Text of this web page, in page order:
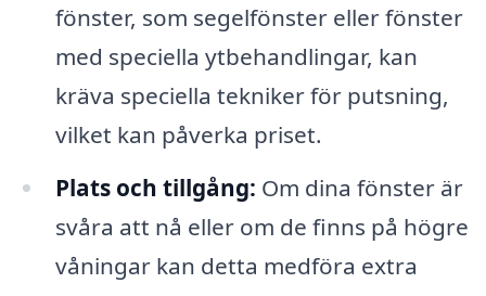
fönster, som segelfönster eller fönster
med speciella ytbehandlingar, kan
kräva speciella tekniker för putsning,
vilket kan påverka priset.
Plats och tillgång: Om dina fönster är
svåra att nå eller om de finns på högre
våningar kan detta medföra extra